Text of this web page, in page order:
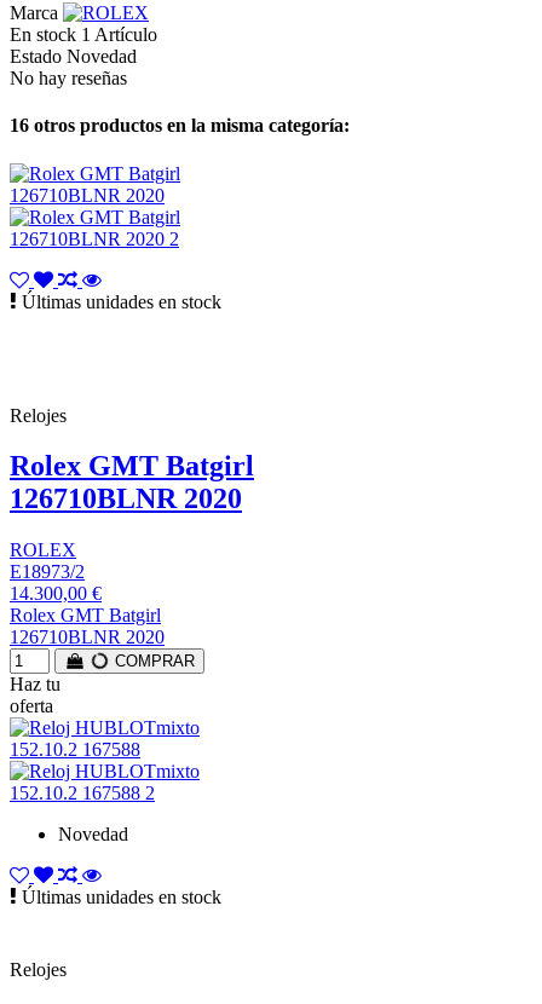
Marca
En stock 1 Artículo
Estado Novedad
No hay reseñas
16 otros productos en la misma categoría:
Últimas unidades en stock
Relojes
Rolex GMT Batgirl
126710BLNR 2020
ROLEX
E18973/2
14.300,00 €
Rolex GMT Batgirl
126710BLNR 2020
COMPRAR
Haz tu
oferta
Novedad
Últimas unidades en stock
Relojes